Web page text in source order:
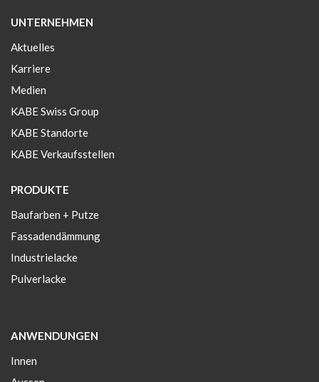
UNTERNEHMEN
Aktuelles
Karriere
Medien
KABE Swiss Group
KABE Standorte
KABE Verkaufsstellen
PRODUKTE
Baufarben + Putze
Fassadendämmung
Industrielacke
Pulverlacke
ANWENDUNGEN
Innen